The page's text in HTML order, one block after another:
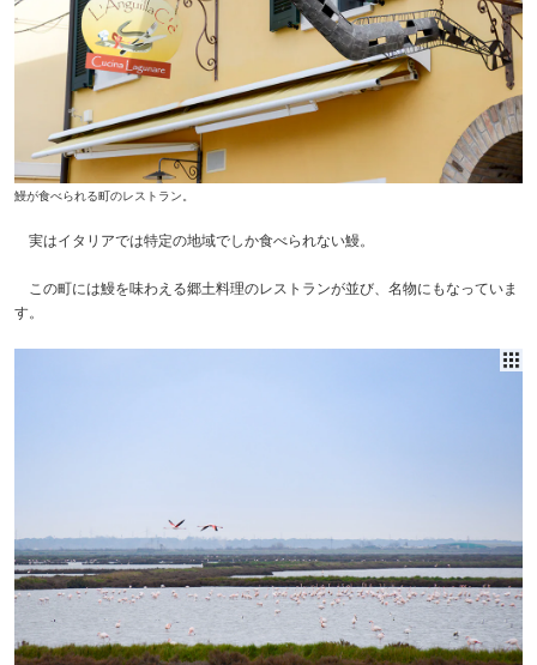
鰻が食べられる町のレストラン。
実はイタリアでは特定の地域でしか食べられない鰻。
この町には鰻を味わえる郷土料理のレストランが並び、名物にもなっていま
す。